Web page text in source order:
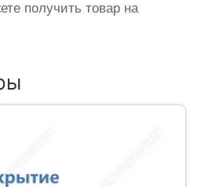
получить товар на